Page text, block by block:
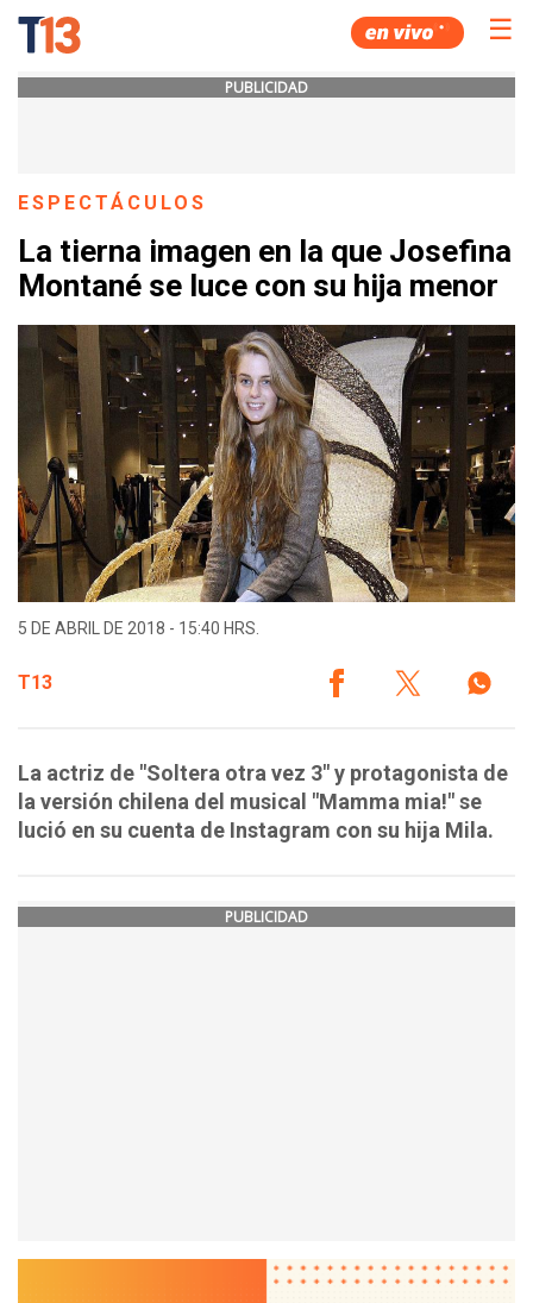
☰
PUBLICIDAD
ESPECTÁCULOS
La tierna imagen en la que Josefina
Montané se luce con su hija menor
5 DE ABRIL DE 2018 - 15:40 HRS.
T13
La actriz de "Soltera otra vez 3" y protagonista de
la versión chilena del musical "Mamma mia!" se
lució en su cuenta de Instagram con su hija Mila.
PUBLICIDAD